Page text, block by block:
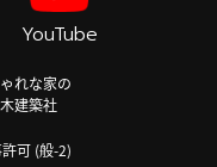
YouTube
れな家の
建築社
可 (般-2)